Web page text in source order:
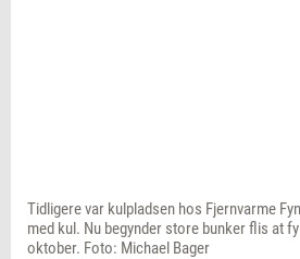
Tidligere var kulpladsen hos Fjernvarme
med kul. Nu begynder store bunker flis at
oktober. Foto: Michael Bager